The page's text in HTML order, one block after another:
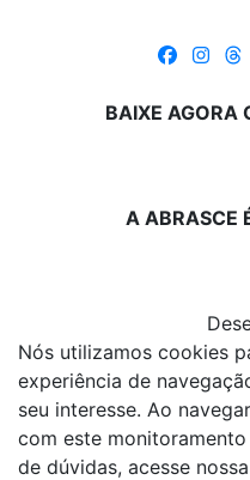
BAIXE AGORA
A ABRASCE
Nós utilizamos cookies
experiência de
seu interesse. Ao
com este
de dúvidas, acesse nossa